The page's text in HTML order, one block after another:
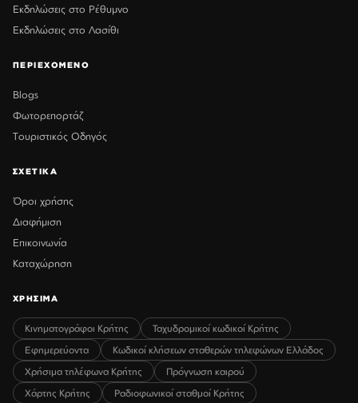
Εκδηλώσεις στο Ρέθυμνο
Εκδηλώσεις στο Λασίθι
ΠΕΡΙΕΧΟΜΕΝΟ
Blogs
Φωτορεπορτάζ
Τουριστικός Οδηγός
ΣΧΕΤΙΚΑ
Όροι χρήσης
Διαφήμιση
Επικοινωνία
Καταχώρηση
ΧΡΗΣΙΜΑ
Κινηματογράφοι Κρήτης
Ταχυδρομικοί κωδικοί Κρήτης
Εφημερεύοντα
Κωδικοί κλήσεων σταθερών τηλεφώνων Ελλάδος
Χρήσιμα τηλέφωνα Κρήτης
Πρόγνωση καιρού
Χάρτης Κρήτης
Ραδιοφωνικοί σταθμοί Κρήτης